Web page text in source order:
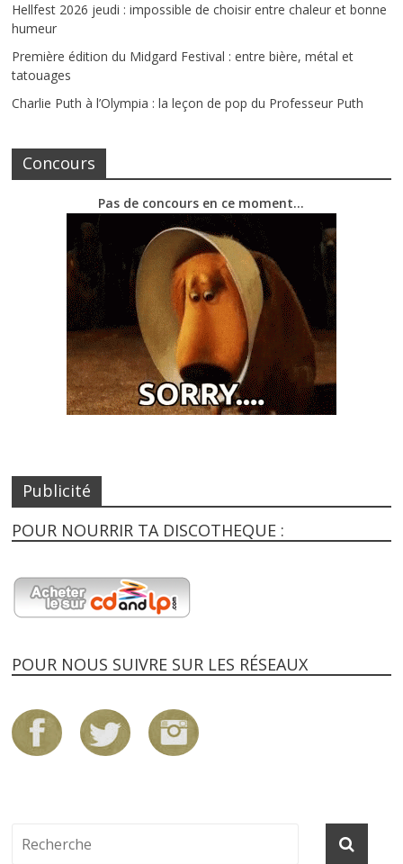
Hellfest 2026 jeudi : impossible de choisir entre chaleur et bonne
humeur
Première édition du Midgard Festival : entre bière, métal et
tatouages
Charlie Puth à l’Olympia : la leçon de pop du Professeur Puth
Concours
Pas de concours en ce moment…
Publicité
POUR NOURRIR TA DISCOTHEQUE :
POUR NOUS SUIVRE SUR LES RÉSEAUX